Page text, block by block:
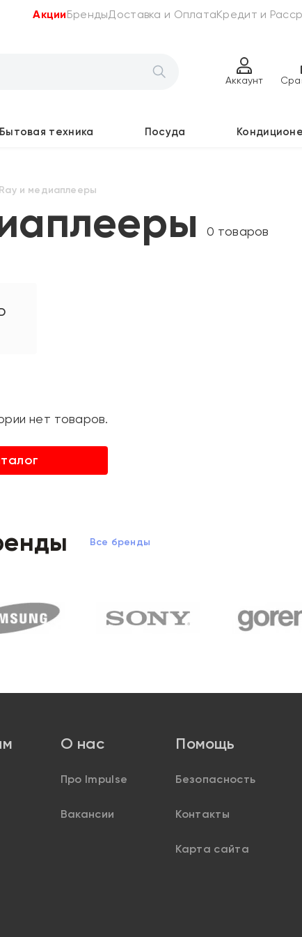
АкцииБрендыДоставка и ОплатаКредит и
Аккаунт
Бытовая техника Посуда
и медиаплееры
0 товаров
нет товаров.
Все бренды
О нас
Про Impulse
Вакансии
Помощь
Безопасность
Контакты
Карта сайта